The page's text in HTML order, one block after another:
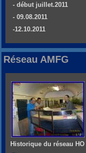
- début juillet.2011
- 09.08.2011
-12.10.2011
Réseau AMFG
Historique du réseau HO